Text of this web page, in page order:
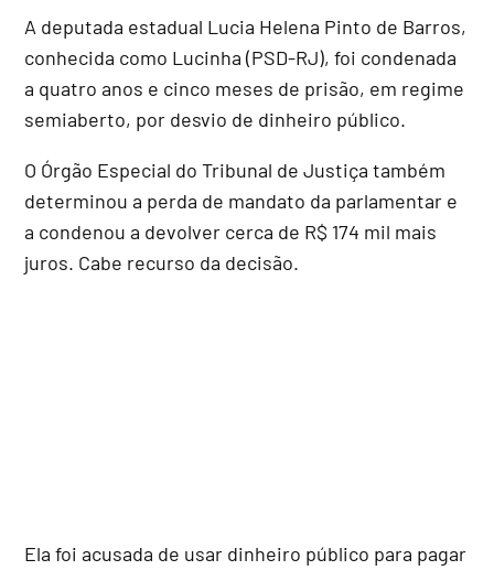
A deputada estadual Lucia Helena Pinto de Barros,
conhecida como Lucinha (PSD-RJ), foi condenada
a quatro anos e cinco meses de prisão, em regime
semiaberto, por desvio de dinheiro público.
O Órgão Especial do Tribunal de Justiça também
determinou a perda de mandato da parlamentar e
a condenou a devolver cerca de R$ 174 mil mais
juros. Cabe recurso da decisão.
Ela foi acusada de usar dinheiro público para pagar